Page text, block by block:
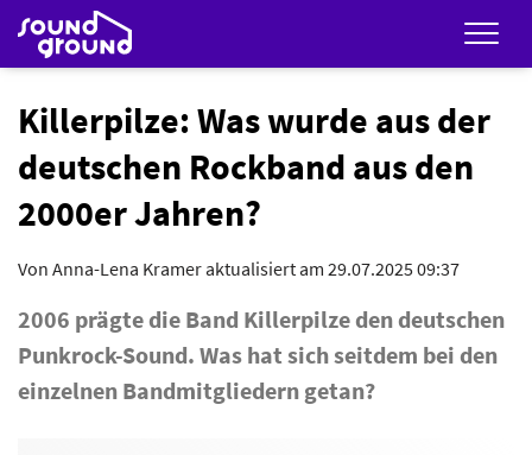
Killerpilze: Was wurde aus der
deutschen Rockband aus den
2000er Jahren?
Von Anna-Lena Krameraktualisiert am 29.07.2025 09:37
2006 prägte die Band Killerpilze den deutschen
Punkrock-Sound. Was hat sich seitdem bei den
einzelnen Bandmitgliedern getan?